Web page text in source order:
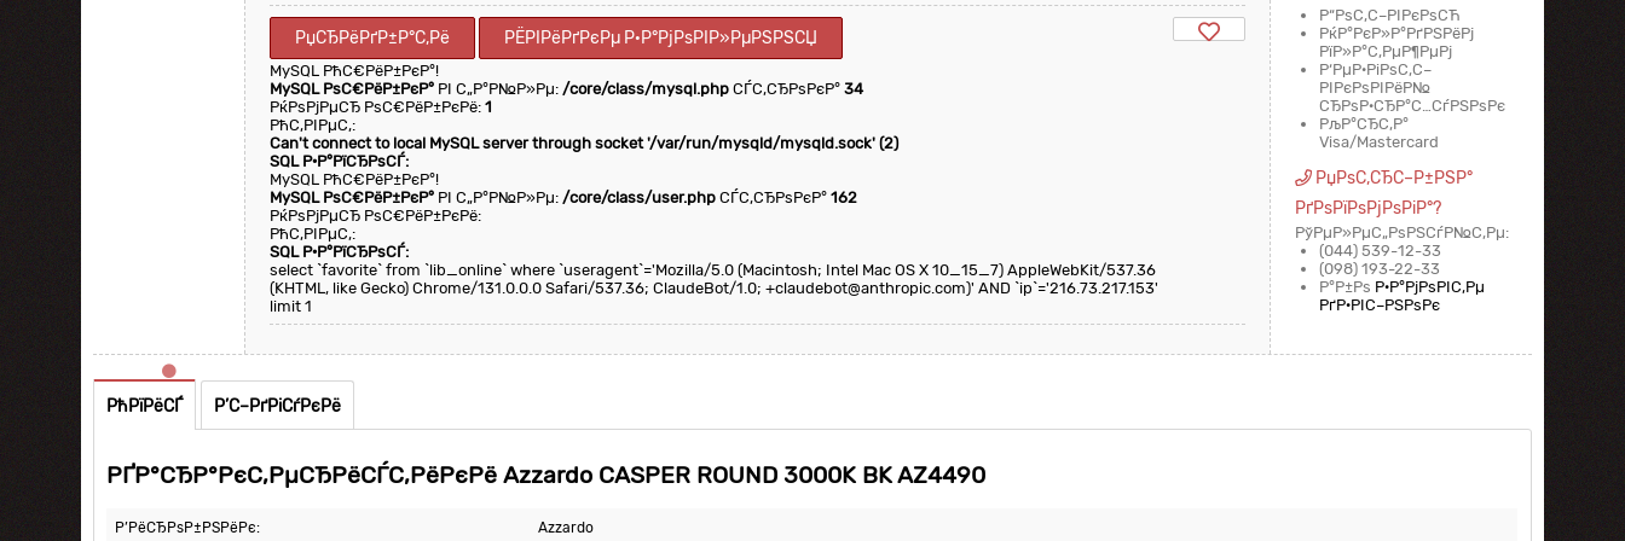
РџСЂРёРґР±Р°С‚Рё РЁРІРёРґРєРµ Р·Р°РјРѕРІР»РµРЅРЅСЏ
MySQL РћС€РёР±РєР°!
MySQL РѕС€РёР±РєР° РІ С„Р°Р№Р»Рµ:/core/class/mysql.php СЃС‚СЂРѕРєР°34
РќРѕРјРµСЂ РѕС€РёР±РєРё:1
РћС‚РІРµС‚:
Can't connect to local MySQL server through socket '/var/run/mysqld/mysqld.sock' (2)
SQL Р·Р°РїСЂРѕСЃ:
MySQL РћС€РёР±РєР°!
MySQL РѕС€РёР±РєР° РІ С„Р°Р№Р»Рµ:/core/class/user.php СЃС‚СЂРѕРєР°162
РќРѕРјРµСЂ РѕС€РёР±РєРё:
РћС‚РІРµС‚:
SQL Р·Р°РїСЂРѕСЃ:
select `favorite` from `lib_online` where `useragent`='Mozilla/5.0 (Macintosh; Intel Mac OS X 10_15_7) AppleWebKit/537.36
(KHTML, like Gecko) Chrome/131.0.0.0 Safari/537.36; ClaudeBot/1.0; +claudebot@anthropic.com)' AND `ip`='216.73.217.153'
limit 1
Р“РѕС‚С–РІРєРѕСЋ
РќР°РєР»Р°РґРЅРёРј
РїР»Р°С‚РµР¶РµРј
Р‘РµР·РіРѕС‚С–
РІРєРѕРІРёР№
СЂРѕР·СЂР°С…СѓРЅРѕРє
РљР°СЂС‚Р°
Visa/Mastercard
РџРѕС‚СЂС–Р±РЅР°
РґРѕРїРѕРјРѕРіР°?
РўРµР»РµС„РѕРЅСѓР№С‚Рµ:
(044) 539-12-33
(098) 193-22-33
Р°Р±Рѕ Р·Р°РјРѕРІС‚Рµ
РґР·РІС–РЅРѕРє
РћРїРёСЃ Р’С–РґРіСѓРєРё
РҐР°СЂР°РєС‚РµСЂРёСЃС‚РёРєРё Azzardo CASPER ROUND 3000K BK AZ4490
Р’РёСЂРѕР±РЅРёРє: Azzardo